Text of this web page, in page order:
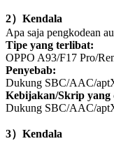
2） Kendala
Apa saja pengkodean
Tipe yang terlibat:
OPPO A93/F17 Pro/
Penyebab:
Dukung SBC/AAC/
Kebijakan/Skrip
Dukung SBC/AAC/
3） Kendala